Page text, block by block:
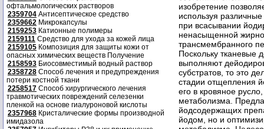
офтальмологических растворов
2359704 Антисептическое средство
2359662 Микрокапсулы
2159253 Катионные полимеры
2159111 Средство для ухода за кожей лица
2159105 Композиция для защиты кожи от
опасных химических веществ Получение
2158593 Биосовместимый водный раствор
2358728 Способ лечения и предупреждения
потери костной ткани
2258517 Способ хирургического лечения
травмотических повреждений селезенки
пленкой на основе гиалуроновой кислоты
2357968 Кристалические формы производной
имидазола